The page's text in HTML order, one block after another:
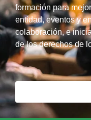
formación para
entidad, eventos y
colaboración, e
de los derechos de